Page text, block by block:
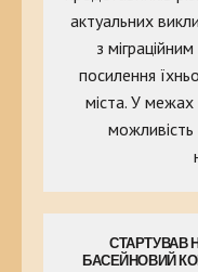
актуальних
з
посилення
міста. У межах
СТАРТУВАВ
БАСЕЙНОВИЙ